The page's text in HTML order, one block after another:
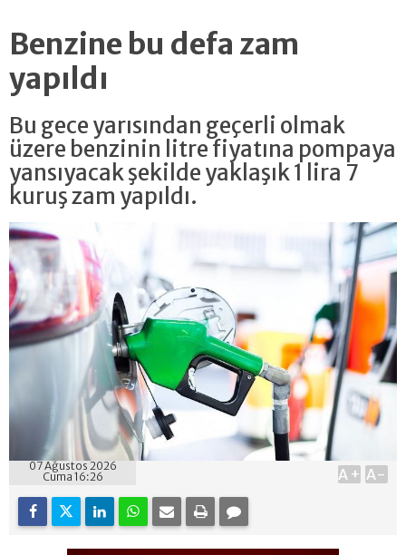
Benzine bu defa zam
yapıldı
Bu gece yarısından geçerli olmak
üzere benzinin litre fiyatına pompaya
yansıyacak şekilde yaklaşık 1 lira 7
kuruş zam yapıldı.
07 Ağustos 2026
Cuma 16:26
A+ A-